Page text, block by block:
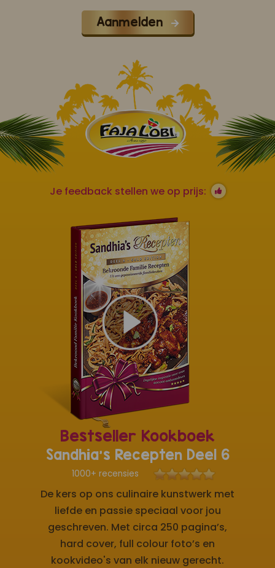
Aanmelden
Je feedback stellen we op prijs:
Bestseller Kookboek
Sandhia's Recepten Deel 6
1000+ recensies
De kers op ons culinaire kunstwerk met
liefde en passie speciaal voor jou
geschreven. Met circa 250 pagina’s,
hard cover, full colour foto’s en
kookvideo's van elk nieuw gerecht.